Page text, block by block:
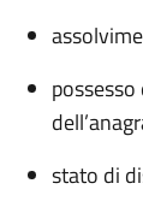
stato di